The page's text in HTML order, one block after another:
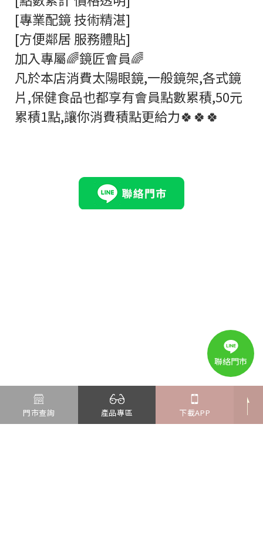
[專業配鏡 技術精湛]
[方便鄰居 服務體貼]
加入專屬🌈鏡匠會員🌈
凡於本店消費太陽眼鏡,一般鏡架,各式鏡
片,保健食品也都享有會員點數累積,50元
累積1點,讓你消費積點更給力🍀🍀🍀
聯絡門市
門市查詢 產品專區 下載APP